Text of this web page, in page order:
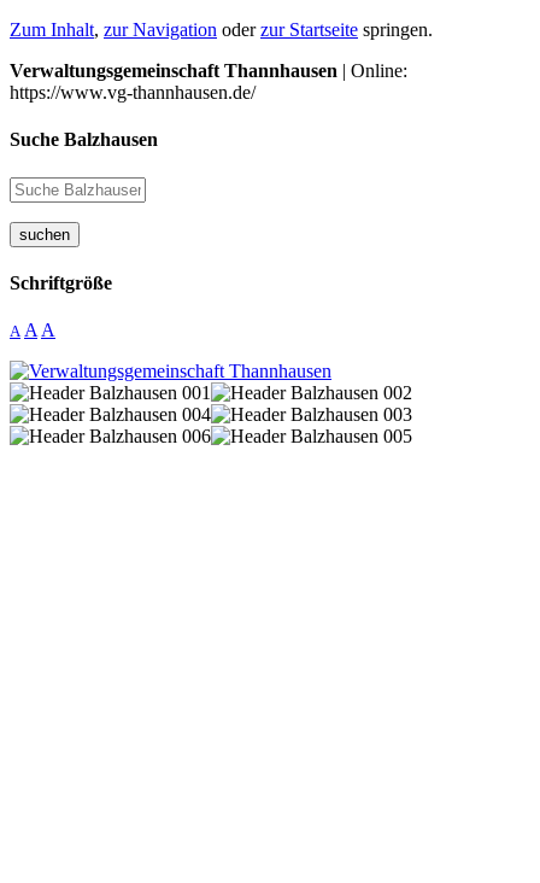
Zum Inhalt, zur Navigation oderzur Startseite springen.
Verwaltungsgemeinschaft Thannhausen | Online:
https://www.vg-thannhausen.de/
Suche Balzhausen
suchen
Schriftgröße
A A A